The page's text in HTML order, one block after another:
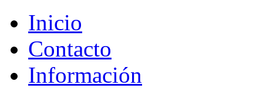
Inicio
Contacto
Información